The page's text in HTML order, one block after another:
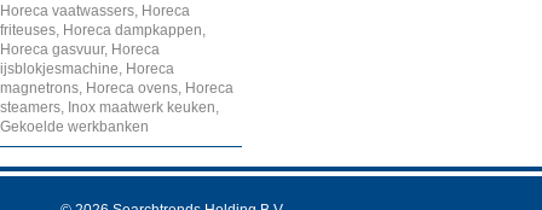
Horeca vaatwassers, Horeca
friteuses, Horeca dampkappen,
Horeca gasvuur, Horeca
ijsblokjesmachine, Horeca
magnetrons, Horeca ovens, Horeca
steamers, Inox maatwerk keuken,
Gekoelde werkbanken